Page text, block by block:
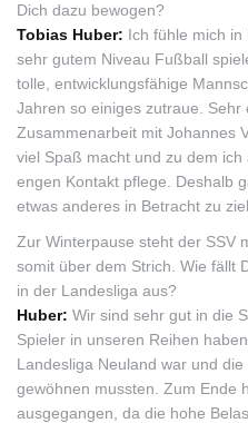
Dich dazu bewogen?
Tobias Huber: Ich fühle mich
sehr gutem Niveau Fußball
tolle, entwicklungsfähige
Jahren so einiges zutraue.
Zusammenarbeit mit Johannes
viel Spaß macht und zu dem
engen Kontakt pflege. Deshalb
etwas anderes in Betracht zu
Zur Winterpause steht der SSV
somit über dem Strich. Wie fällt
in der Landesliga aus?
Huber: Wir sind sehr gut in die
Spieler in unseren Reihen
Landesliga Neuland war und
gewöhnen mussten. Zum Ende
ausgegangen, da die hohe